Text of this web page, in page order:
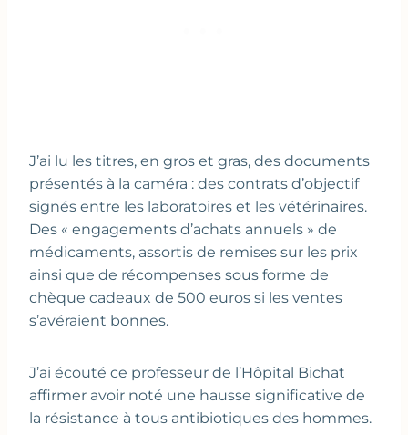
J’ai lu les titres, en gros et gras, des documents
présentés à la caméra : des contrats d’objectif
signés entre les laboratoires et les vétérinaires.
Des « engagements d’achats annuels » de
médicaments, assortis de remises sur les prix
ainsi que de récompenses sous forme de
chèque cadeaux de 500 euros si les ventes
s’avéraient bonnes.
J’ai écouté ce professeur de l’Hôpital Bichat
affirmer avoir noté une hausse significative de
la résistance à tous antibiotiques des hommes.